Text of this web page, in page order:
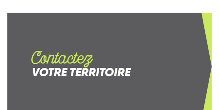
Contactez
VOTRE TERRITOIRE